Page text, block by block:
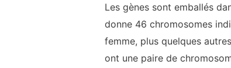
Les gènes sont emballés
donne 46 chromosomes
femme, plus quelques
ont une paire de